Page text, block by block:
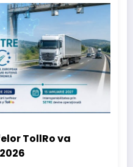
TollRo va